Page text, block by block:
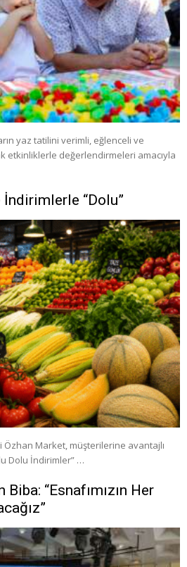
yaz tatilini verimli, eğlenceli ve
etkinliklerle değerlendirmeleri amacıyla
“Dolu”
Özhan Market, müşterilerine avantajlı
Dolu İndirimler” …
“Esnafımızın Her